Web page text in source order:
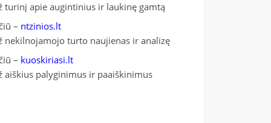
turinį apie augintinius ir laukinę gamtą
– ntzinios.lt
nekilnojamojo turto naujienas ir analizę
– kuoskiriasi.lt
aiškius palyginimus ir paaiškinimus